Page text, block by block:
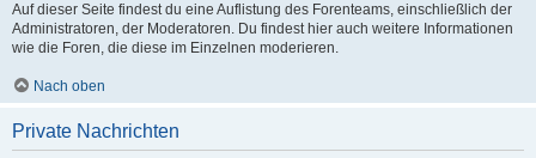
Auf dieser Seite findest du eine Auflistung des Forenteams, einschließlich der
Administratoren, der Moderatoren. Du findest hier auch weitere Informationen
wie die Foren, die diese im Einzelnen moderieren.
Nach oben
Private Nachrichten